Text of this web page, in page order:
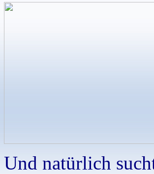
Und natürlich